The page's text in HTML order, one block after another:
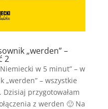
„werden” –
2
w 5 minut” – w
„werden” – wszystkie
przygotowałam
z werden 🙂 Na